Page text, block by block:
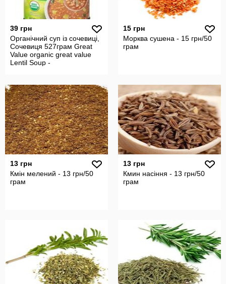
39 грн
Органічний суп із сочевиці,
Сочевиця 527грам Great
Value organic great value
Lentil Soup -
15 грн
Морква сушена - 15 грн/50
грам
13 грн
Кмін мелений - 13 грн/50
грам
13 грн
Кмин насіння - 13 грн/50
грам